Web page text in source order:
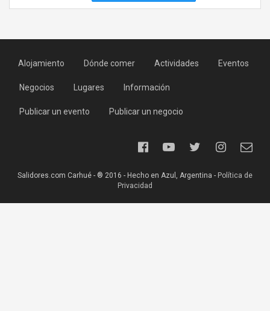
Alojamiento Dónde comer Actividades Eventos
Negocios Lugares Información
Publicar un evento Publicar un negocio
Salidores.com Carhué - ® 2016 - Hecho en Azul, Argentina - Política de
Privacidad